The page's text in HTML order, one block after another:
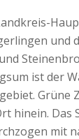
und
ist der
Grüne
hinein. Das
mit